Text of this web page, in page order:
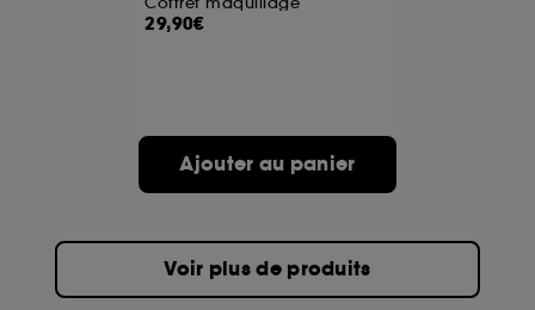
29,90€
Ajouter au panier
Voir plus de produits
choix" ci-dessous ou décider de "tout accepter".
Sephora pourra associer les informations de
navigation collectées par ces Cookies, pour les
sur "continuer sans accepter". Voous pouvez à tout
moment choisir de retirer votrte consentement. Si vous